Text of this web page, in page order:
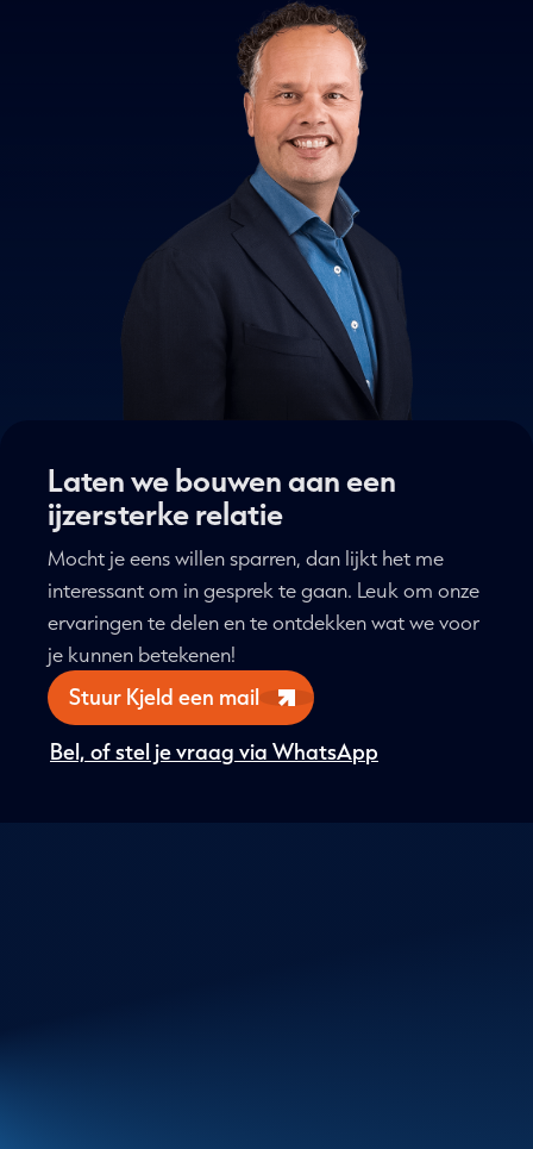
Laten we bouwen aan een
ijzersterke relatie
Mocht je eens willen sparren, dan lijkt het me
interessant om in gesprek te gaan. Leuk om onze
ervaringen te delen en te ontdekken wat we voor
je kunnen betekenen!
Stuur Kjeld een mail
Bel, of stel je vraag via WhatsApp